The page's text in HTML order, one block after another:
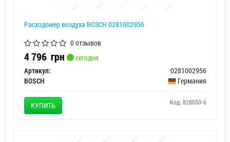
Расходомер воздуха BOSCH 0281002956
0 отзывов
4 796 грн
сегодня
Артикул:
0281002956
BOSCH
Германия
КУПИТЬ Код: 828050-6